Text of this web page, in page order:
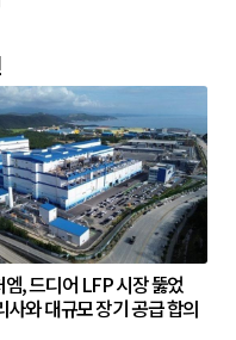
, 드디어 LFP 시장 뚫었
와 대규모 장기 공급 합의